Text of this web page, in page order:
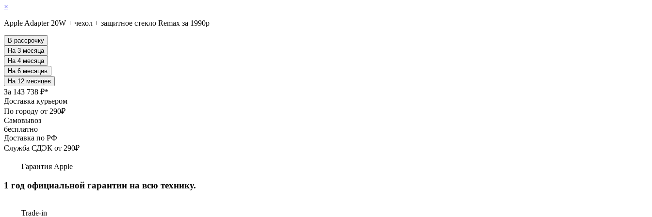
×
Apple Adapter 20W + чехол + защитное стекло Remax за 1990р
В рассрочку
За 143 738 ₽*
Доставка курьером
По городу от 290₽
Самовывоз
бесплатно
Доставка по РФ
Служба СДЭК от 290₽
Гарантия Apple
1 год официальной гарантии на всю технику.
Trade-in